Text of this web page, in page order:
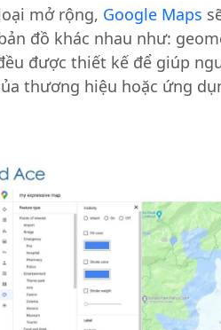
mở rộng, Google Maps
đồ khác nhau như:
được thiết kế để giúp
thương hiệu hoặc ứng